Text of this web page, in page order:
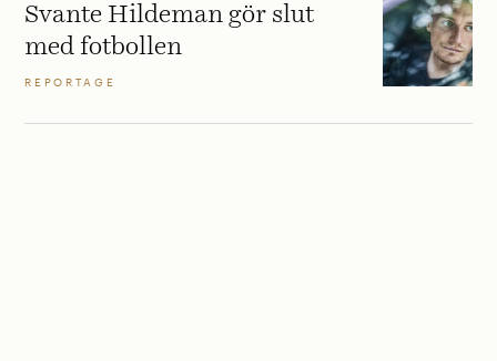
Svante Hildeman gör slut
med fotbollen
REPORTAGE